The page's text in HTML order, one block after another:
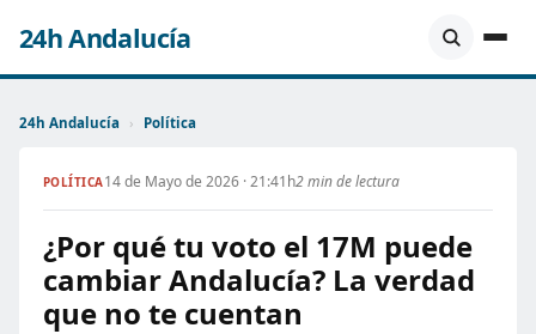
24h Andalucía
24h Andalucía › Política
POLÍTICA14 de Mayo de 2026 · 21:41h2 min de lectura
¿Por qué tu voto el 17M puede
cambiar Andalucía? La verdad
que no te cuentan